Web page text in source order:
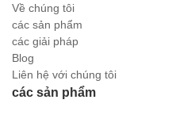
Về chúng tôi
các sản phẩm
các giải pháp
Blog
Liên hệ với chúng tôi
các sản phẩm